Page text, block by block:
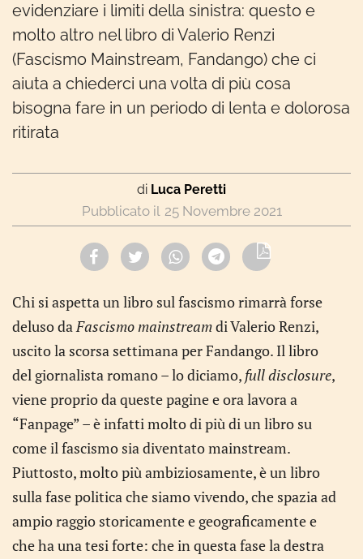
evidenziare i limiti della sinistra: questo e
molto altro nel libro di Valerio Renzi
(Fascismo Mainstream, Fandango) che ci
aiuta a chiederci una volta di più cosa
bisogna fare in un periodo di lenta e dolorosa
ritirata
di Luca Peretti
25 Novembre 2021
Chi si aspetta un libro sul fascismo rimarrà forse
deluso daFascismo mainstreamdi Valerio Renzi,
uscito la scorsa settimana per Fandango. Il libro
del giornalista romano – lo diciamo, full disclosure,
viene proprio da queste pagine e ora lavora a
“Fanpage” – è infatti molto di più di un libro su
come il fascismo sia diventato mainstream.
Piuttosto, molto più ambiziosamente, è un libro
sulla fase politica che siamo vivendo, che spazia ad
ampio raggio storicamente e geograficamente e
che ha una tesi forte: che in questa fase la destra